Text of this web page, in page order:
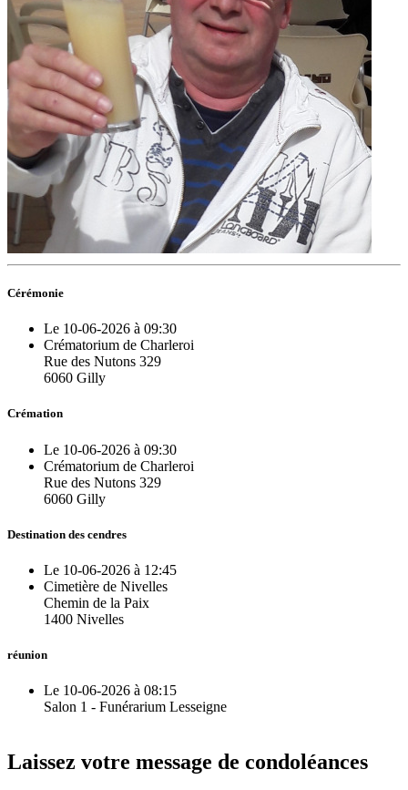
Cérémonie
Le 10-06-2026 à 09:30
Crématorium de Charleroi
Rue des Nutons 329
6060 Gilly
Crémation
Le 10-06-2026 à 09:30
Crématorium de Charleroi
Rue des Nutons 329
6060 Gilly
Destination des cendres
Le 10-06-2026 à 12:45
Cimetière de Nivelles
Chemin de la Paix
1400 Nivelles
réunion
Le 10-06-2026 à 08:15
Salon 1 - Funérarium Lesseigne
Laissez votre message de condoléances